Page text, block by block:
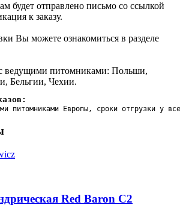
будет отправлено письмо со ссылкой
к заказу.
Вы можете ознакомиться в разделе
ведущими питомниками: Польши,
Бельгии, Чехии.
питомниками Европы, сроки отгрузки у
Red Baron C2